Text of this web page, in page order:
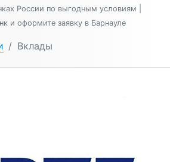
России по выгодным условиям |
и оформите заявку в Барнауле
/ Вклады